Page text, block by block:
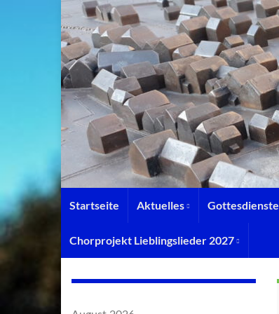
Startseite Aktuelles Gottesdienste
Chorprojekt Lieblingslieder 2027